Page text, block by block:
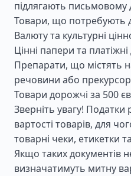
підлягають
Товари, що потребують
Валюту та культурні
Цінні папери та
Препарати, що містять
речовини або
Товари дорожчі за 500
Зверніть увагу!
вартості товарів, для
товарні чеки, етикетки
Якщо таких документів
визначатимуть митну